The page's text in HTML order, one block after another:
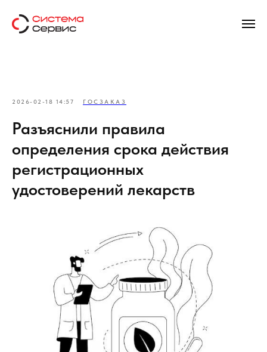
2026-02-18 14:57 ГОСЗАКАЗ
Разъяснили правила
определения срока действия
регистрационных
удостоверений лекарств